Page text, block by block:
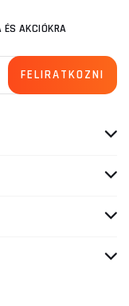
AKCIÓKRA